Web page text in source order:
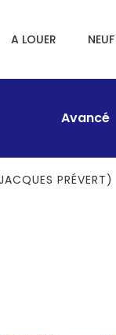
A LOUER NEUF
Avancé
PRÉVERT)